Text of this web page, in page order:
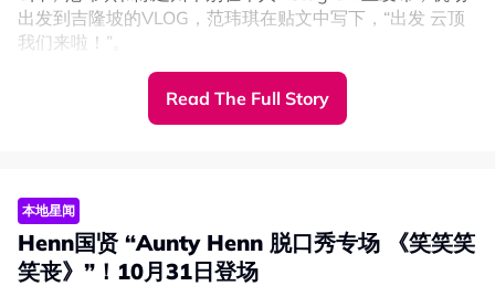
出发到吉隆坡的VLOG，范玮琪在贴文中写下，“出发 云顶
我们来啦！”。
画面中看见，11岁的飞飞和翔翔身高已经超过172CM范玮
琪的肩膀，兄弟俩都个子高挑。
Read The Full Story
本地星闻
Henn国贤 “Aunty Henn 脱口秀专场 《笑笑笑
笑丧》”！10月31日登场